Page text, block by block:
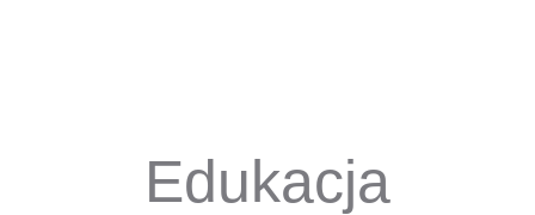
Edukacja